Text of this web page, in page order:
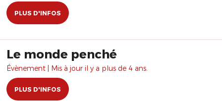
PLUS D'INFOS
Le monde penché
Évènement | Mis à jour il y a plus de 4 ans.
PLUS D'INFOS